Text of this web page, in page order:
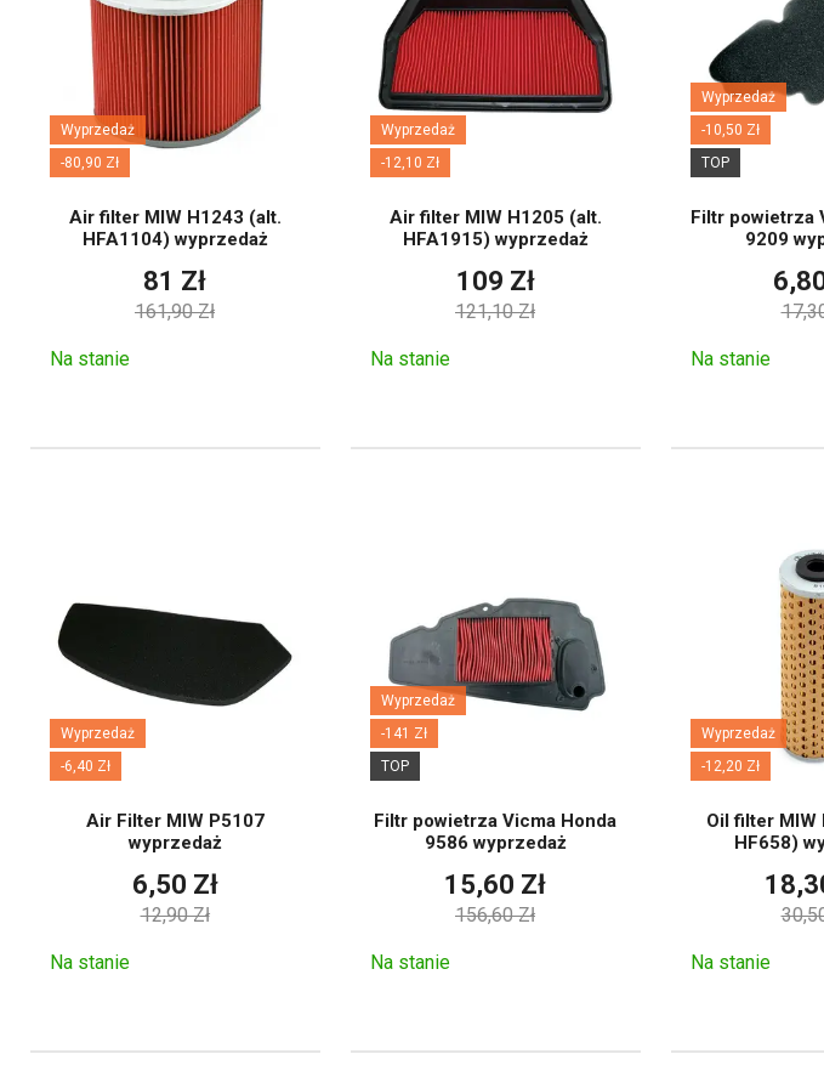
znacznym zanieczyszczeniu.
Wybierz swój motocykl w filtrze modeli i wyświetl
Autorka:
Wyprzedaż
-80,90 Zł
Air filter MIW H1243 (alt.
HFA1104) wyprzedaż
81 Zł
161,90 Zł
Na stanie
Wyprzedaż
-12,10 Zł
Air filter MIW H1205 (alt.
HFA1915) wyprzedaż
109 Zł
121,10 Zł
Na stanie
Wyprzedaż
-10,50 Zł
TOP
Filtr powietrza
9209
Na stanie
Wyprzedaż
-6,40 Zł
Air Filter MIW P5107
wyprzedaż
6,50 Zł
12,90 Zł
Na stanie
Wyprzedaż
-141 Zł
TOP
Filtr powietrza Vicma Honda
9586 wyprzedaż
15,60 Zł
156,60 Zł
Na stanie
Wyprzedaż
-12,20 Zł
Oil filter MIW
HF658)
Na stanie